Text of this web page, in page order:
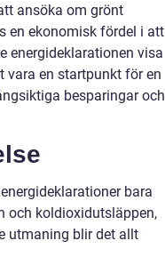
ansöka om grönt
en ekonomisk fördel i att
energideklarationen visa
vara en startpunkt för en
besparingar och
bara
och koldioxidutsläppen,
utmaning blir det allt